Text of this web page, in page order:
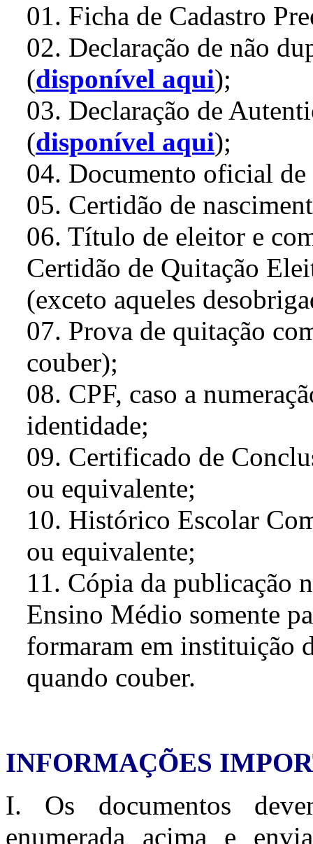
01. Ficha de Cadastro
02. Declaração de não
(disponível aqui);
03. Declaração de
(disponível aqui);
04. Documento oficial
05. Certidão de
06. Título de eleitor e
Certidão de Quitação
(exceto aqueles
07. Prova de quitação
couber);
08. CPF, caso a
identidade;
09. Certificado de
ou equivalente;
10. Histórico Escolar
ou equivalente;
11. Cópia da publicação
Ensino Médio somente
formaram em instituição
quando couber.
INFORMAÇÕES
I. Os documentos
enumerada acima e